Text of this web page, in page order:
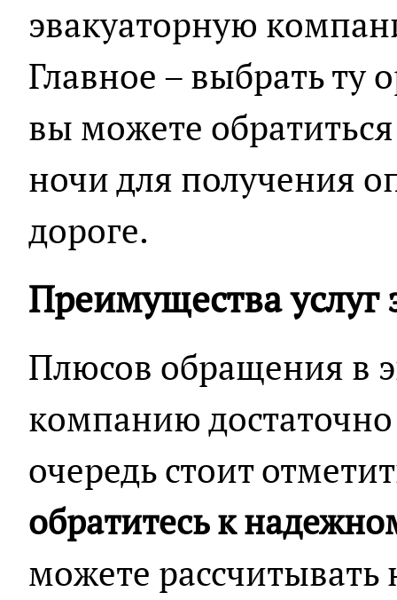
эвакуаторную
Главное – выбрать ту
вы можете
ночи для получения
дороге.
Преимущества услуг
Плюсов обращения в
компанию
очередь стоит
обратитесь к
можете